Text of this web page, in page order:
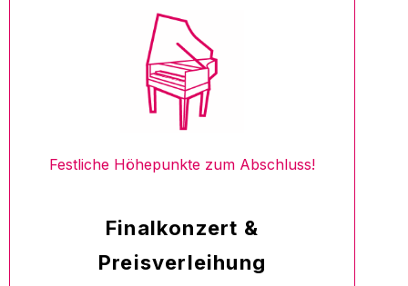
Festliche Höhepunkte zum Abschluss!
Finalkonzert &
Preisverleihung